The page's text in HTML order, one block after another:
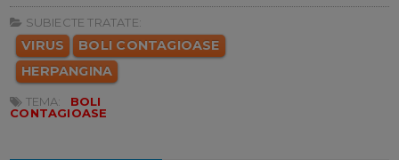
SUBIECTE TRATATE:
VIRUS
BOLI CONTAGIOASE
HERPANGINA
TEMA:
BOLI
CONTAGIOASE